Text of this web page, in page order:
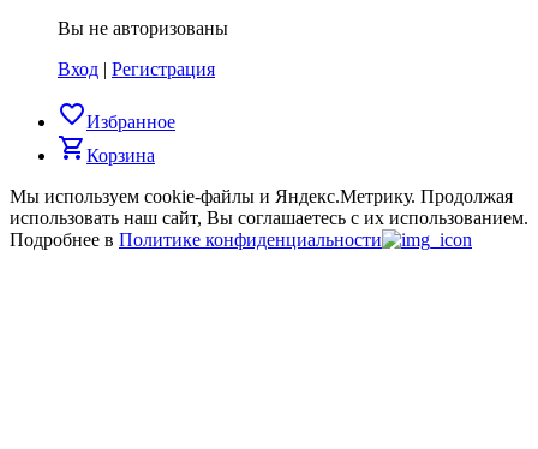
Вы не авторизованы
Вход | Регистрация
favorite_borderИзбранное
shopping_cartКорзина
Мы используем cookie-файлы и Яндекс.Метрику. Продолжая
использовать наш сайт, Вы соглашаетесь с их использованием.
Подробнее в Политике конфиденциальности